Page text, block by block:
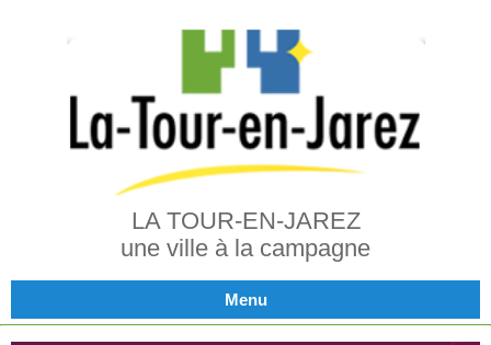
LA TOUR-EN-JAREZ
une ville à la campagne
Menu